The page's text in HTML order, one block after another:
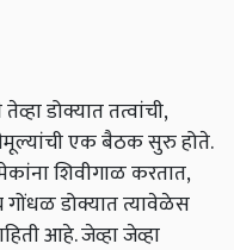
डोक्यात तत्वांची,
एक बैठक सुरु होते.
शिवीगाळ करतात,
डोक्यात त्यावेळेस
आहे. जेव्हा जेव्हा